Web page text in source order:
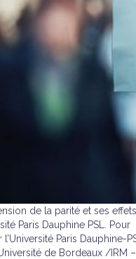
de la parité et ses
Paris Dauphine PSL. Pour
Paris Dauphine-
de Bordeaux /IRM –